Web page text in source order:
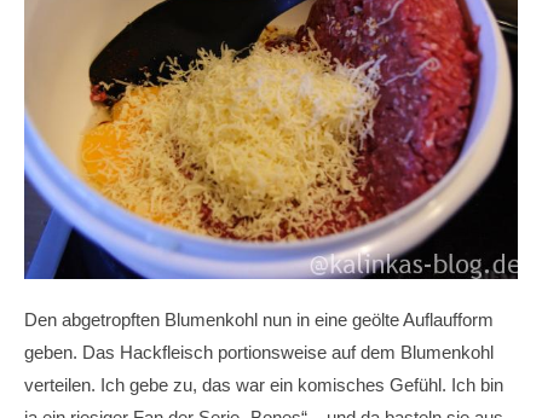
Den abgetropften Blumenkohl nun in eine geölte Auflaufform
geben. Das Hackfleisch portionsweise auf dem Blumenkohl
verteilen. Ich gebe zu, das war ein komisches Gefühl. Ich bin